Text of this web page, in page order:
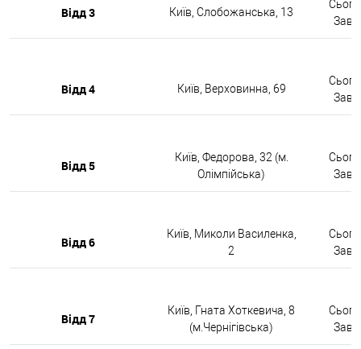
Відд 3 Київ, Слобожанська, 13
Відд 4 Київ, Верховинна, 69
Відд 5
Київ, Федорова, 32 (м.
Олімпійська)
Відд 6
Київ, Миколи Василенка,
2
Відд 7
Київ, Гната Хоткевича, 8
(м.Чернігівська)